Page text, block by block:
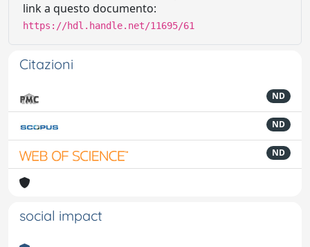
link a questo documento:
https://hdl.handle.net/11695/61
Citazioni
ND
ND
ND
social impact